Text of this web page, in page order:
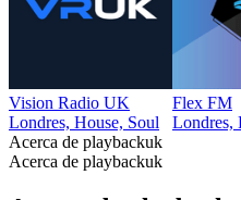
Vision Radio UK
Londres, House, Soul
Flex FM
Londres,
Acerca de playbackuk
Acerca de playbackuk